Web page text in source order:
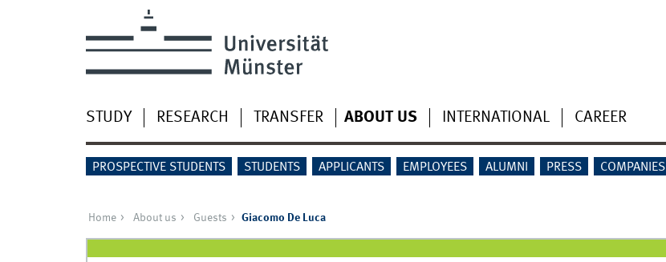
STUDY RESEARCH TRANSFER ABOUT US INTERNATIONAL CAREER
PROSPECTIVE STUDENTS STUDENTS APPLICANTS EMPLOYEES ALUMNI PRESS COMPANIES
Home About us Guests Giacomo De Luca